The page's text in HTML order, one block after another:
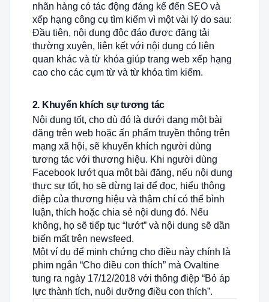
nhãn hàng có tác động đáng kể đến SEO và
xếp hạng công cụ tìm kiếm vì một vài lý do sau:
Đầu tiên, nội dung độc đáo được đăng tải
thường xuyên, liên kết với nội dung có liên
quan khác và từ khóa giúp trang web xếp hạng
cao cho các cụm từ và từ khóa tìm kiếm.
2. Khuyến khích sự tương tác
Nội dung tốt, cho dù đó là dưới dạng một bài
đăng trên web hoặc ấn phẩm truyền thông trên
mạng xã hội, sẽ khuyến khích người dùng
tương tác với thương hiệu. Khi người dùng
Facebook lướt qua một bài đăng, nếu nội dung
thực sự tốt, họ sẽ dừng lại để đọc, hiểu thông
điệp của thương hiệu và thậm chí có thể bình
luận, thích hoặc chia sẻ nội dung đó. Nếu
không, họ sẽ tiếp tục “lướt” và nội dung sẽ dần
biến mất trên newsfeed.
Một ví dụ để minh chứng cho điều này chính là
phim ngắn “Cho điều con thích” mà Ovaltine
tung ra ngày 17/12/2018 với thông điệp “Bỏ áp
lực thành tích, nuôi dưỡng điều con thích”.